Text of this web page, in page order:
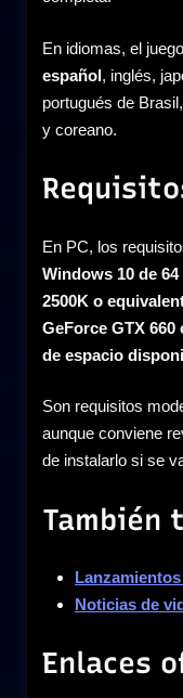
En idiomas, el
español, inglés,
portugués de
y coreano.
En PC, los
Windows 10 de
2500K o
GeForce GTX 660
de espacio
Son requisitos
aunque conviene
de instalarlo si se
También
Noticias de
Enlaces